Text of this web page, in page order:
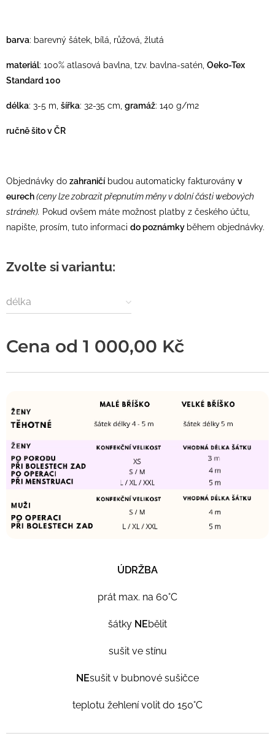
barva: barevný šátek, bílá, růžová, žlutá
materiál: 100% atlasová bavlna, tzv. bavlna-satén, Oeko-Tex
Standard 100
délka: 3-5 m, šířka: 32-35 cm, gramáž: 140 g/m2
ručně šito v ČR
Objednávky do zahraničíbudou automaticky fakturovány v
eurech(ceny lze zobrazit přepnutím měny v dolní části webových
stránek). Pokud ovšem máte možnost platby z českého účtu,
napište, prosím, tuto informaci do poznámky během objednávky.
Zvolte si variantu:
délka
Cena od 1 000,00 Kč
ÚDRŽBA
prát max. na 60°C
šátky NEbělit
sušit ve stínu
NEsušit v bubnové sušičce
teplotu žehlení volit do 150°C